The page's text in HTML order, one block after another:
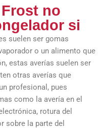
no
si
suelen ser gomas
o un alimento que
estas averías suelen ser
otras averías que
profesional, pues
como la avería en el
rotura del
sobre la parte del